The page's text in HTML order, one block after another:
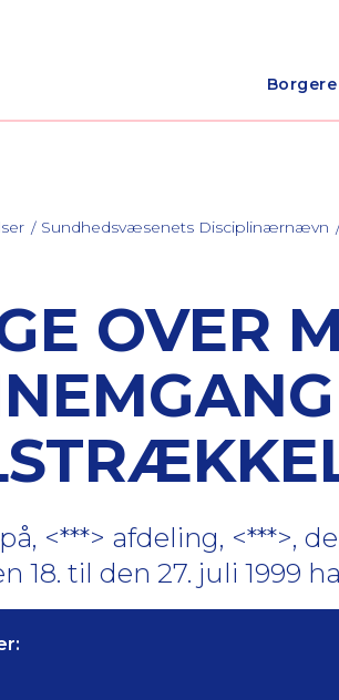
Borgere
Sundhedsvæsenets Disciplinærnævn
OVER
<***> afdeling, <***>,
18. til den 27. juli 1999